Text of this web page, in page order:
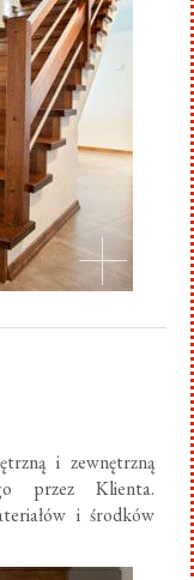
i zewnętrzną
przez Klienta.
i środków